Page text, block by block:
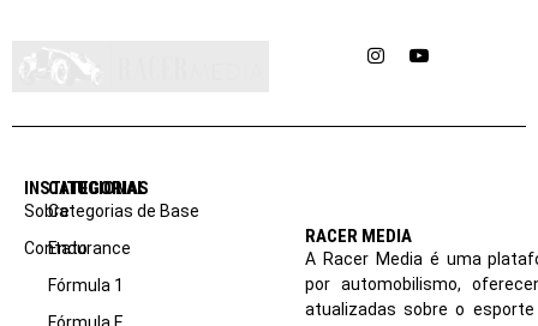
InstagramYouTube
INSTITUCIONAL
Sobre
Contato
CATEGORIAS
Categorias de Base
Endurance
Fórmula 1
Fórmula E
RACER MEDIA
A Racer Media é uma
por automobilismo,
atualizadas sobre o